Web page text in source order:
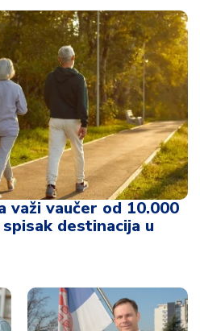
važi vaučer od 10.000
destinacija u